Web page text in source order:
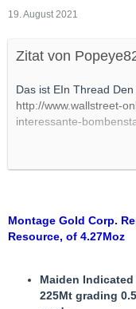
19. August 2021
Zitat von
Das ist EIn Thread
http://www.wallstreet-
interessante-
Den nachdem auf
Da sind Mehrere zu
Nachdem Die MODs
Montage Gold Corp.
Resource, of 4.27Moz
Maiden
225Mt grading